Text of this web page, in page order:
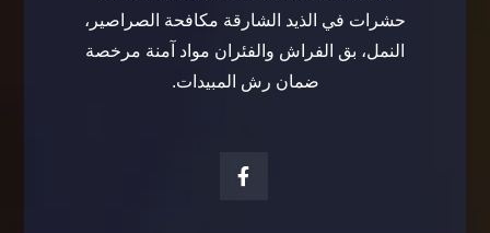
حشرات في الذيد الشارقة مكافحة الصراصير،
النمل، بق الفراش والفئران مواد آمنة مرخصة
ضمان رش المبيدات.